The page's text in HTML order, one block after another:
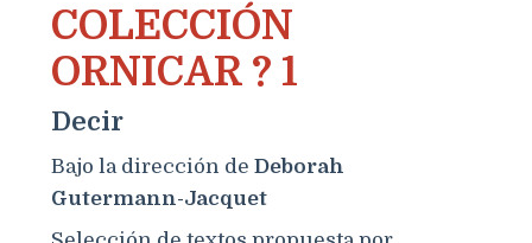
COLECCIÓN
ORNICAR ? 1
Decir
Bajo la dirección de Deborah
Gutermann-Jacquet